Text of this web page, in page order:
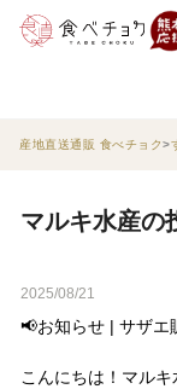
産地直送通販 食べチョク
マルキ水産の
2025/08/21
📢お知らせ | サザエ
こんにちは！マル